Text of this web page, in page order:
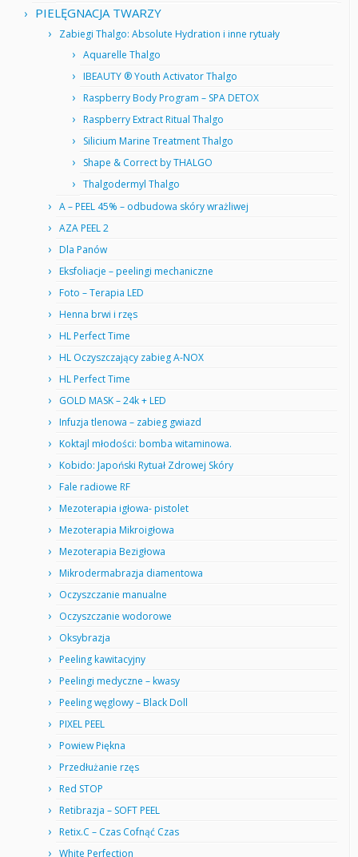
PIELĘGNACJA TWARZY
Zabiegi Thalgo: Absolute Hydration i inne rytuały
Aquarelle Thalgo
IBEAUTY ® Youth Activator Thalgo
Raspberry Body Program – SPA DETOX
Raspberry Extract Ritual Thalgo
Silicium Marine Treatment Thalgo
Shape & Correct by THALGO
Thalgodermyl Thalgo
A – PEEL 45% – odbudowa skóry wrażliwej
AZA PEEL 2
Dla Panów
Eksfoliacje – peelingi mechaniczne
Foto – Terapia LED
Henna brwi i rzęs
HL Perfect Time
HL Oczyszczający zabieg A-NOX
HL Perfect Time
GOLD MASK – 24k + LED
Infuzja tlenowa – zabieg gwiazd
Koktajl młodości: bomba witaminowa.
Kobido: Japoński Rytuał Zdrowej Skóry
Fale radiowe RF
Mezoterapia igłowa- pistolet
Mezoterapia Mikroigłowa
Mezoterapia Bezigłowa
Mikrodermabrazja diamentowa
Oczyszczanie manualne
Oczyszczanie wodorowe
Oksybrazja
Peeling kawitacyjny
Peelingi medyczne – kwasy
Peeling węglowy – Black Doll
PIXEL PEEL
Powiew Piękna
Przedłużanie rzęs
Red STOP
Retibrazja – SOFT PEEL
Retix.C – Czas Cofnąć Czas
White Perfection